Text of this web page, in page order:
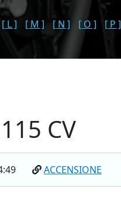
[ L ] [ M ] [ N ] [ O ] [ P ]
CV
ACCENSIONE